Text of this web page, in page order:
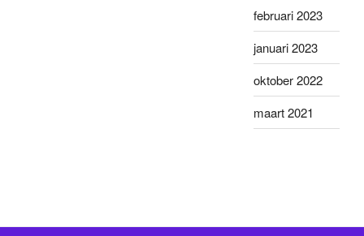
februari 2023
januari 2023
oktober 2022
maart 2021